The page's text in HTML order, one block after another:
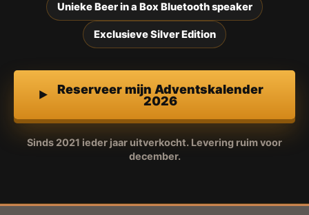
Unieke Beer in a Box Bluetooth speaker
Exclusieve Silver Edition
Reserveer mijn Adventskalender
2026
Sinds 2021 ieder jaar uitverkocht. Levering ruim voor
december.